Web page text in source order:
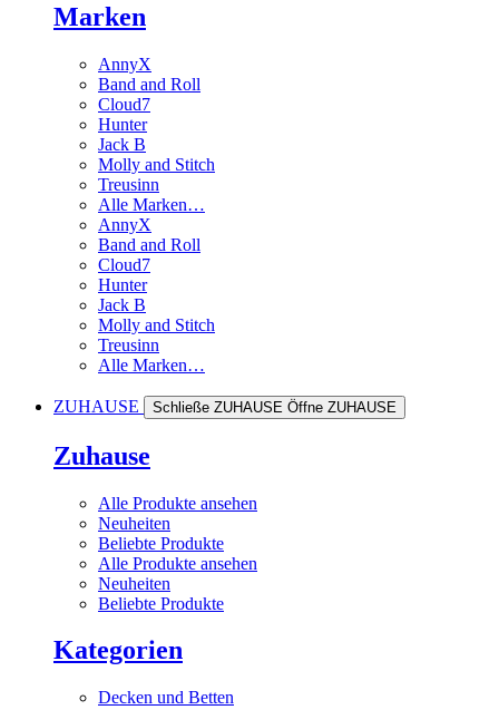
Marken
AnnyX
Band and Roll
Cloud7
Hunter
Jack B
Molly and Stitch
Treusinn
Alle Marken…
AnnyX
Band and Roll
Cloud7
Hunter
Jack B
Molly and Stitch
Treusinn
Alle Marken…
ZUHAUSE Schließe ZUHAUSE Öffne ZUHAUSE
Zuhause
Alle Produkte ansehen
Neuheiten
Beliebte Produkte
Alle Produkte ansehen
Neuheiten
Beliebte Produkte
Kategorien
Decken und Betten